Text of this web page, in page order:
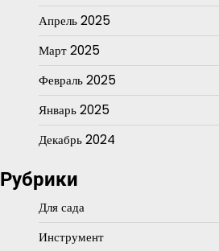
Апрель 2025
Март 2025
Февраль 2025
Январь 2025
Декабрь 2024
Рубрики
Для сада
Инструмент